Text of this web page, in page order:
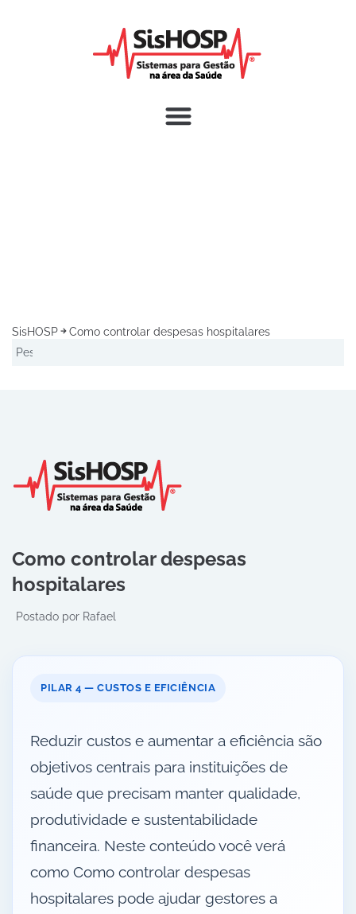
SisHOSP Como controlar despesas hospitalares
Como controlar despesas
hospitalares
Postado por Rafael
PILAR 4 — CUSTOS E EFICIÊNCIA
Reduzir custos e aumentar a eficiência são
objetivos centrais para instituições de
saúde que precisam manter qualidade,
produtividade e sustentabilidade
financeira. Neste conteúdo você verá
como Como controlar despesas
hospitalares pode ajudar gestores a